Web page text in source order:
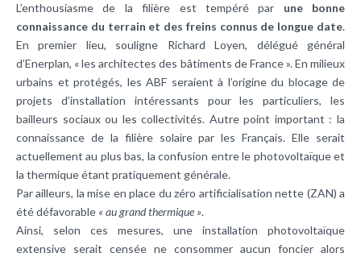
L’enthousiasme de la filière est tempéré par une bonne
connaissance du terrain et des freins connus de longue date.
En premier lieu, souligne Richard Loyen, délégué général
d’Enerplan, « les architectes des bâtiments de France ». En milieux
urbains et protégés, les ABF seraient à l’origine du blocage de
projets d’installation intéressants pour les particuliers, les
bailleurs sociaux ou les collectivités. Autre point important : la
connaissance de la filière solaire par les Français. Elle serait
actuellement au plus bas, la confusion entre le photovoltaïque et
la thermique étant pratiquement générale.
Par ailleurs, la mise en place du zéro artificialisation nette (ZAN) a
été défavorable « au grand thermique ».
Ainsi, selon ces mesures, une installation photovoltaïque
extensive serait censée ne consommer aucun foncier alors